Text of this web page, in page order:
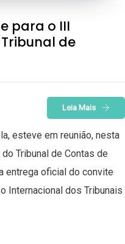
para o III
de
Leia Mais
esteve em reunião, nesta
Tribunal de Contas de
entrega oficial do convite
Internacional dos Tribunais